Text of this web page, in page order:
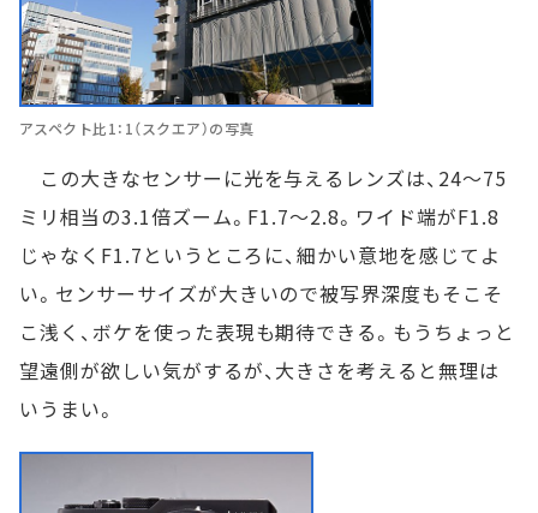
アスペクト比1：1（スクエア）の写真
この大きなセンサーに光を与えるレンズは、24～75
ミリ相当の3.1倍ズーム。F1.7～2.8。ワイド端がF1.8
じゃなくF1.7というところに、細かい意地を感じてよ
い。センサーサイズが大きいので被写界深度もそこそ
こ浅く、ボケを使った表現も期待できる。もうちょっと
望遠側が欲しい気がするが、大きさを考えると無理は
いうまい。